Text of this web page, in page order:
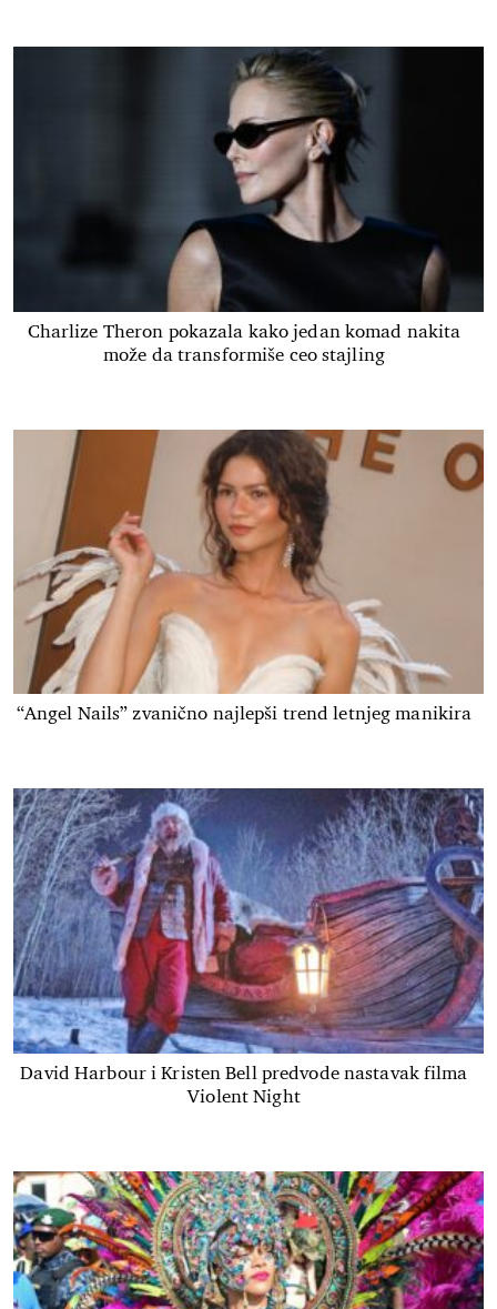
Charlize Theron pokazala kako jedan komad nakita
može da transformiše ceo stajling
“Angel Nails” zvanično najlepši trend letnjeg manikira
David Harbour i Kristen Bell predvode nastavak filma
Violent Night